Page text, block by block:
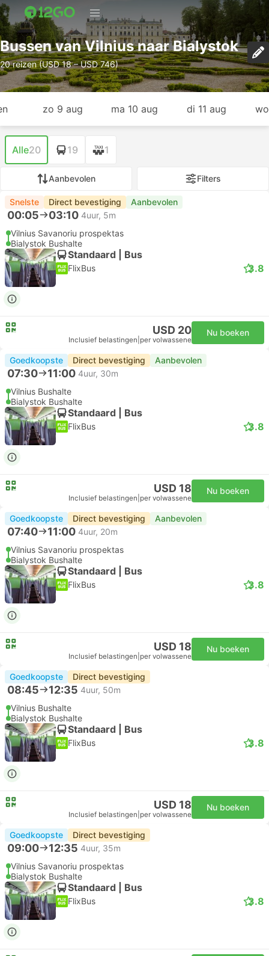
Bussen van Vilnius naar Bialystok
20 reizen (USD 18 – USD 746)
zo 9 aug ma 10 aug di 11 aug
Alle20 19 1
Aanbevolen Filters
Snelste Direct bevestiging Aanbevolen
00:05 03:10 4uur, 5m
Vilnius Savanoriu prospektas
Bialystok Bushalte
Standaard | Bus
FlixBus 3.8
USD 20
Inclusief belastingen per volwassene
Nu boeken
Goedkoopste Direct bevestiging Aanbevolen
07:30 11:00 4uur, 30m
Vilnius Bushalte
Bialystok Bushalte
Standaard | Bus
FlixBus 3.8
USD 18
Inclusief belastingen per volwassene
Nu boeken
Goedkoopste Direct bevestiging Aanbevolen
07:40 11:00 4uur, 20m
Vilnius Savanoriu prospektas
Bialystok Bushalte
Standaard | Bus
FlixBus 3.8
USD 18
Inclusief belastingen per volwassene
Nu boeken
Goedkoopste Direct bevestiging
08:45 12:35 4uur, 50m
Vilnius Bushalte
Bialystok Bushalte
Standaard | Bus
FlixBus 3.8
USD 18
Inclusief belastingen per volwassene
Nu boeken
Goedkoopste Direct bevestiging
09:00 12:35 4uur, 35m
Vilnius Savanoriu prospektas
Bialystok Bushalte
Standaard | Bus
FlixBus 3.8